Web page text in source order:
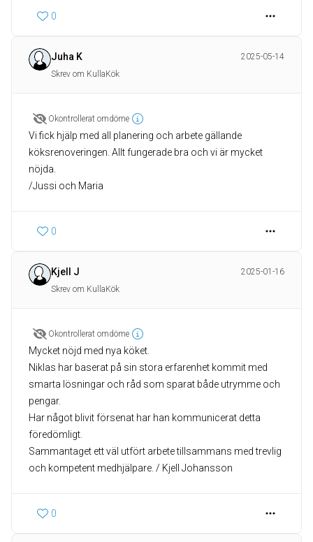
0
Juha K
2025-05-14
Skrev om KullaKök
Okontrollerat omdöme
Vi fick hjälp med all planering och arbete gällande
köksrenoveringen. Allt fungerade bra och vi är mycket
nöjda.
/Jussi och Maria
0
Kjell J
2025-01-16
Skrev om KullaKök
Okontrollerat omdöme
Mycket nöjd med nya köket.
Niklas har baserat på sin stora erfarenhet kommit med
smarta lösningar och råd som sparat både utrymme och
pengar.
Har något blivit försenat har han kommunicerat detta
föredömligt.
Sammantaget ett väl utfört arbete tillsammans med trevlig
0